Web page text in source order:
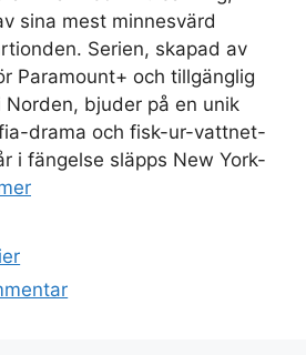
sina mest minnesvärd
Serien, skapad av
Paramount+ och tillgänglig
Norden, bjuder på en unik
drama och fisk-ur-vattnet-
i fängelse släpps New York-